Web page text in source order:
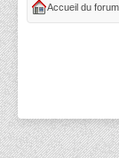
Accueil du forum